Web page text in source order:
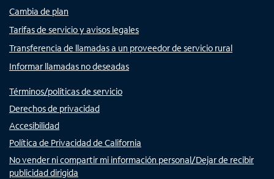
Cambia de plan
Tarifas de servicio y avisos legales
Transferencia de llamadas a un proveedor de servicio rural
Informar llamadas no deseadas
Términos/políticas de servicio
Derechos de privacidad
Accesibilidad
Política de Privacidad de California
No vender ni compartir mi información personal/Dejar de recibir
publicidad dirigida